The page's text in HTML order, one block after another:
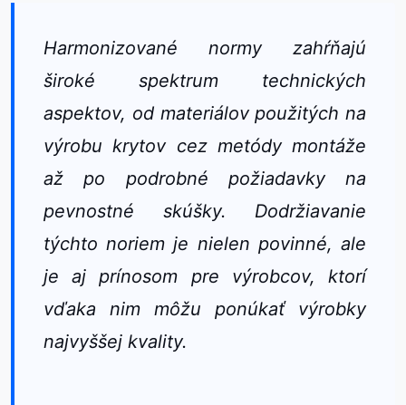
Harmonizované normy zahŕňajú
široké spektrum technických
aspektov, od materiálov použitých na
výrobu krytov cez metódy montáže
až po podrobné požiadavky na
pevnostné skúšky. Dodržiavanie
týchto noriem je nielen povinné, ale
je aj prínosom pre výrobcov, ktorí
vďaka nim môžu ponúkať výrobky
najvyššej kvality.